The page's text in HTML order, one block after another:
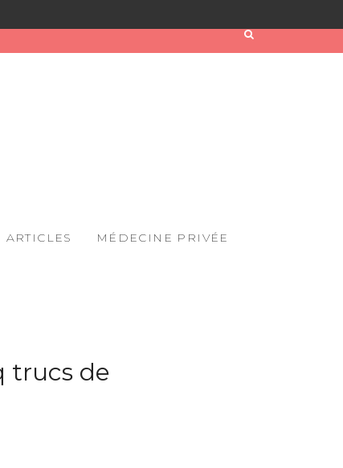
ARTICLES MÉDECINE PRIVÉE
trucs de